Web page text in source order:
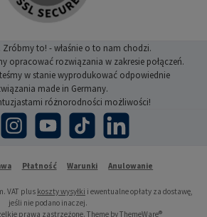
Zróbmy to! - właśnie o to nam chodzi.
opracować rozwiązania w zakresie połączeń.
w stanie wyprodukować odpowiednie
made in Germany.
różnorodności możliwości!
Instagram YouTube TikTok LinkedIn
Płatność Warunki Anulowanie
VAT plus koszty wysyłki i ewentualne opłaty za dostawę,
jeśli nie podano inaczej.
prawa zastrzeżone. Theme byThemeWare®